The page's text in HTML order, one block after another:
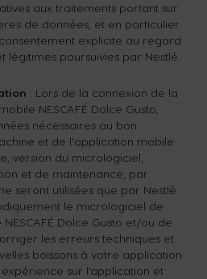
aux traitements portant sur
de données, et en particulier
explicite au regard
légitimes poursuivies par Nestlé.
: Lors de la connexion de la
NESCAFÉ Dolce Gusto,
nécessaires au bon
et de l'application mobile
version du micrologiciel,
et de maintenance, par
seront utilisées que par Nestlé
le micrologiciel de
Dolce Gusto et/ou de
les erreurs techniques et
boissons à votre application
sur l’application et